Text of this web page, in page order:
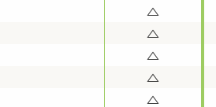
△
△
△
△
△